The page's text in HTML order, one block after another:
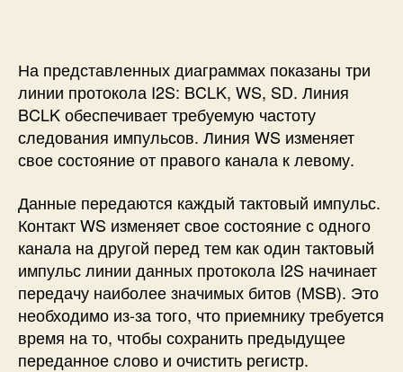
На представленных диаграммах показаны три
линии протокола I2S: BCLK, WS, SD. Линия
BCLK обеспечивает требуемую частоту
следования импульсов. Линия WS изменяет
свое состояние от правого канала к левому.
Данные передаются каждый тактовый импульс.
Контакт WS изменяет свое состояние с одного
канала на другой перед тем как один тактовый
импульс линии данных протокола I2S начинает
передачу наиболее значимых битов (MSB). Это
необходимо из-за того, что приемнику требуется
время на то, чтобы сохранить предыдущее
переданное слово и очистить регистр.